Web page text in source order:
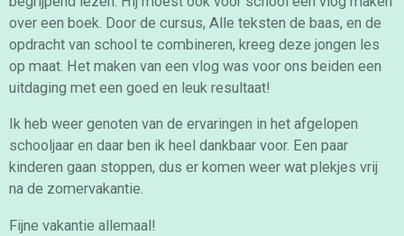
over een boek. Door de cursus, Alle teksten de baas, en de
opdracht van school te combineren, kreeg deze jongen les
op maat. Het maken van een vlog was voor ons beiden een
uitdaging met een goed en leuk resultaat!
Ik heb weer genoten van de ervaringen in het afgelopen
schooljaar en daar ben ik heel dankbaar voor. Een paar
kinderen gaan stoppen, dus er komen weer wat plekjes vrij
na de zomervakantie.
Fijne vakantie allemaal!